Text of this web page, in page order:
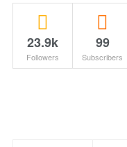
23.9k
Followers
99
Subscribers